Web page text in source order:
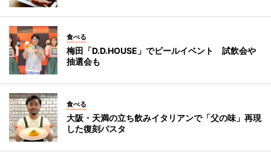
食べる
梅田「D.D.HOUSE」でビールイベント 試飲会や
抽選会も
食べる
大阪・天満の立ち飲みイタリアンで「父の味」再現
した復刻パスタ